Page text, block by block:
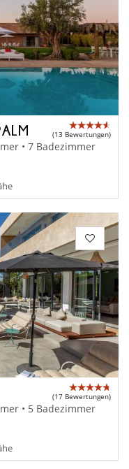
(13 Bewertungen)
• 7 Badezimmer
(17 Bewertungen)
• 5 Badezimmer